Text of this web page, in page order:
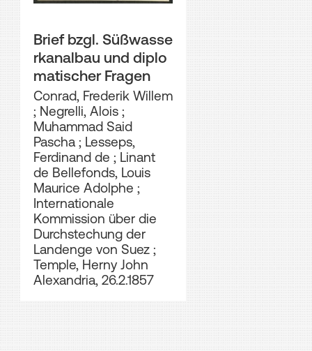
Brief bzgl. Süßwasse
rkanalbau und diplo
matischer Fragen
Conrad, Frederik Willem
; Negrelli, Alois;
Muhammad Said
Pascha; Lesseps,
Ferdinand de ; Linant
de Bellefonds, Louis
Maurice Adolphe ;
Internationale
Kommission über die
Durchstechung der
Landenge von Suez;
Temple, Herny John
Alexandria, 26.2.1857